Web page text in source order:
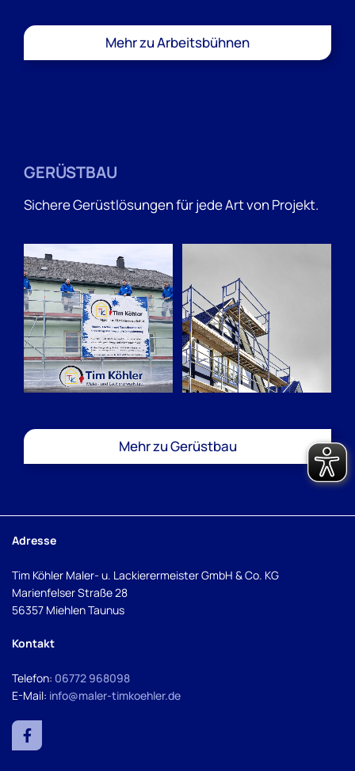
Mehr zu Arbeitsbühnen
GERÜSTBAU
Sichere Gerüstlösungen für jede Art von Projekt.
Mehr zu Gerüstbau
Adresse
Tim Köhler Maler- u. Lackierermeister GmbH & Co. KG
Marienfelser Straße 28
56357 Miehlen Taunus
Kontakt
Telefon: 06772 968098
E-Mail: info@maler-timkoehler.de